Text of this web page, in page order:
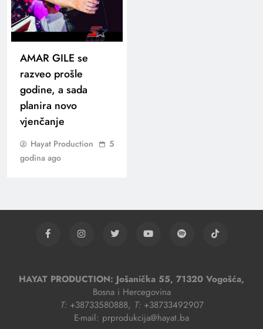
AMAR GILE se
razveo prošle
godine, a sada
planira novo
vjenčanje
Hayat Production
5
godina ago
HAYAT PRODUCTION: Jošanička 55, 71320 Vogošća,
Bosna i Hercegovina
T:+38733580888, T:+38733492907
E-mail: prprodukcija@hayat.ba